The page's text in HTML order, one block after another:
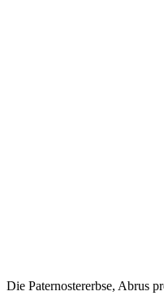
Die Paternostererbse, Abrus